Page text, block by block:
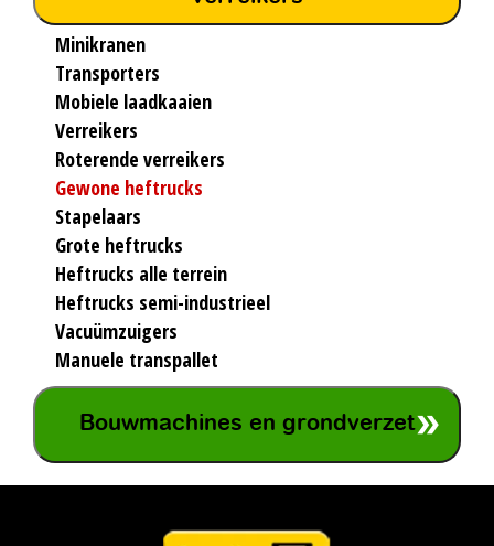
Minikranen
Transporters
Mobiele laadkaaien
Verreikers
Roterende verreikers
Gewone heftrucks
Stapelaars
Grote heftrucks
Heftrucks alle terrein
Heftrucks semi-industrieel
Vacuümzuigers
Manuele transpallet
Bouwmachines en grondverzet